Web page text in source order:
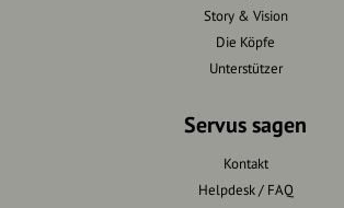
Story & Vision
Die Köpfe
Unterstützer
Servus sagen
Kontakt
Helpdesk / FAQ